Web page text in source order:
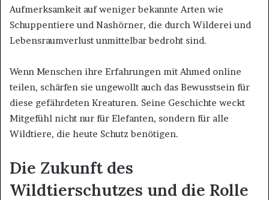
Aufmerksamkeit auf weniger bekannte Arten wie
Schuppentiere und Nashörner, die durch Wilderei und
Lebensraumverlust unmittelbar bedroht sind.
Wenn Menschen ihre Erfahrungen mit Ahmed online
teilen, schärfen sie ungewollt auch das Bewusstsein für
diese gefährdeten Kreaturen. Seine Geschichte weckt
Mitgefühl nicht nur für Elefanten, sondern für alle
Wildtiere, die heute Schutz benötigen.
Die Zukunft des
Wildtierschutzes und die Rolle